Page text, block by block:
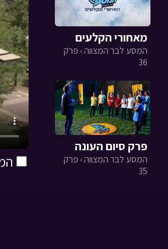
מאחורי הקלעים
המסע לבר המצווה › פרק
36
פרק סיום העונה
המסע לבר המצווה › פרק
35